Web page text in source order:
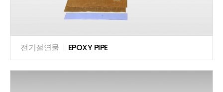
전기절연물 | EPOXY PIPE